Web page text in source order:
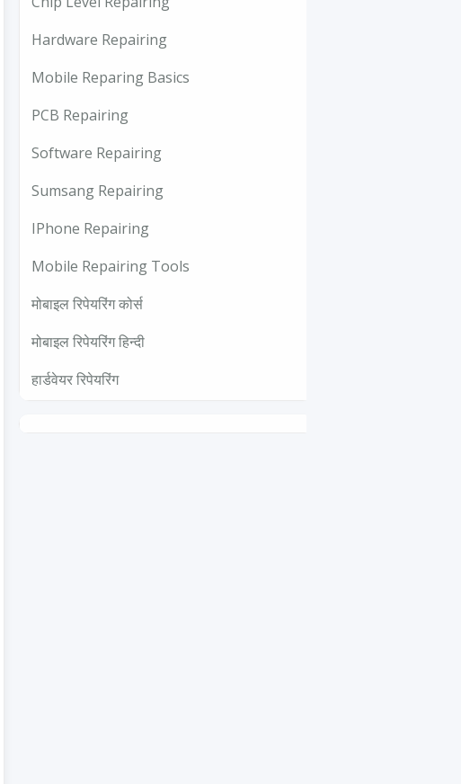
Hardware Repairing
Mobile Reparing Basics
PCB Repairing
Software Repairing
Sumsang Repairing
IPhone Repairing
Mobile Repairing Tools
मोबाइल रिपेयरिंग कोर्स
मोबाइल रिपेयरिंग हिन्दी
हार्डवेयर रिपेयरिंग